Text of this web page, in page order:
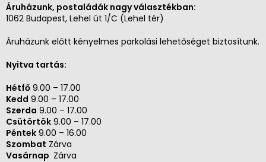
Áruházunk, postaládák nagy választékban:
1062 Budapest, Lehel út 1/C (Lehel tér)
Áruházunk előtt kényelmes parkolási lehetőséget biztosítunk.
Nyitva tartás:
Hétfő 9.00 – 17.00
Kedd 9.00 – 17.00
Szerda 9.00 – 17.00
Csütörtök 9.00 – 17.00
Péntek 9.00 – 16.00
Szombat Zárva
Vasárnap Zárva